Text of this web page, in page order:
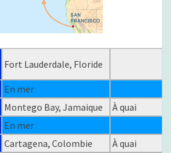
N
A
L
E
P
A
N
Fort Lauderdale, Floride
En mer
Montego Bay, Jamaique
À quai
En mer
Cartagena, Colombie À quai